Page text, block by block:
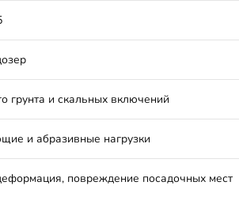
грунта и скальных включений
и абразивные нагрузки
повреждение посадочных мест